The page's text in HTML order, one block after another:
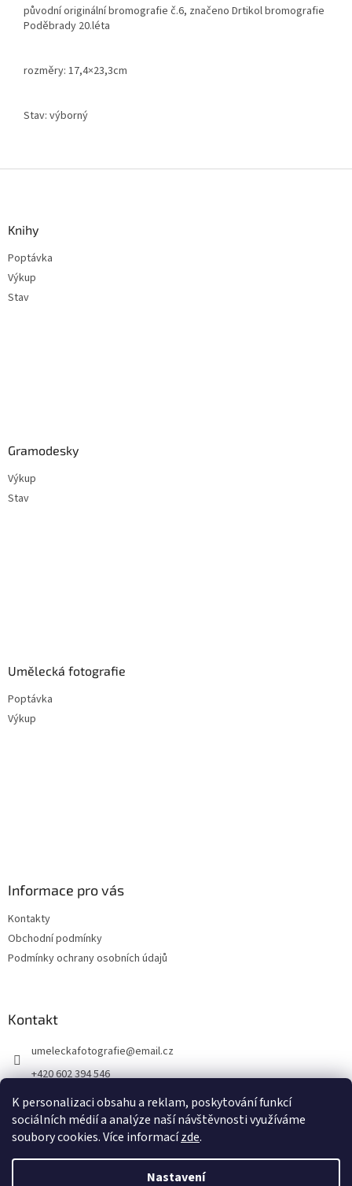
K personalizaci obsahu a reklam, poskytování funkcí
sociálních médií a analýze naší návštěvnosti využíváme
soubory cookies. Více informacízde.
Nastavení
původní originální bromografie č.6, značeno Drtikol bromografie
Poděbrady 20.léta
rozměry: 17,4×23,3cm
Stav: výborný
Knihy
Poptávka
Výkup
Stav
Gramodesky
Výkup
Stav
Umělecká fotografie
Poptávka
Výkup
Informace pro vás
Kontakty
Obchodní podmínky
Podmínky ochrany osobních údajů
Kontakt
umeleckafotografie@email.cz
+420 602 394 546
Facebook